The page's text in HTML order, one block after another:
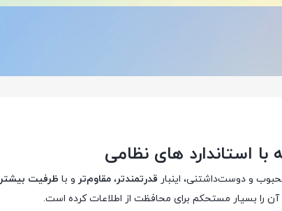
استاندارد های نظامی
قدرتمندتر، مقاوم‌تر و با ظرفیت بیشتر
را بسیار مستحکم برای محافظت از اطلاعات کرده است.